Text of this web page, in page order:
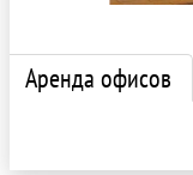
Аренда офисов